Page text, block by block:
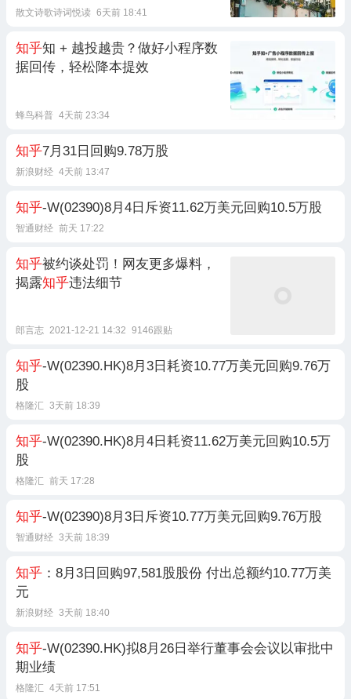
散文诗歌诗词悦读 6天前 18:41
知乎知 + 越投越贵？做好小程序数
据回传，轻松降本提效
蜂鸟科普 4天前 23:34
知乎7月31日回购9.78万股
新浪财经 4天前 13:47
知乎-W(02390)8月4日斥资11.62万美元回购10.5万股
智通财经 前天 17:22
知乎被约谈处罚！网友更多爆料，
揭露知乎违法细节
郎言志 2021-12-21 14:32 9146跟贴
知乎-W(02390.HK)8月3日耗资10.77万美元回购9.76万
股
格隆汇 3天前 18:39
知乎-W(02390.HK)8月4日耗资11.62万美元回购10.5万
股
格隆汇 前天 17:28
知乎-W(02390)8月3日斥资10.77万美元回购9.76万股
智通财经 3天前 18:39
知乎 ：8月3日回购97,581股股份 付出总额约10.77万美
元
新浪财经 3天前 18:40
知乎-W(02390.HK)拟8月26日举行董事会会议以审批中
期业绩
格隆汇 4天前 17:51